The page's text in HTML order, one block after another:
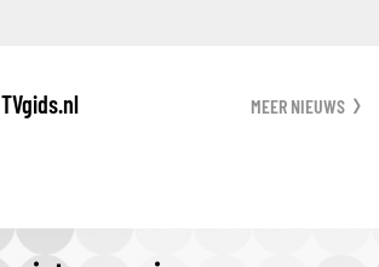
MEER NIEUWS